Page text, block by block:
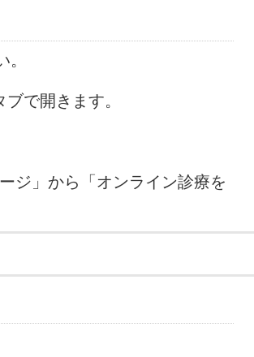
ブで開きます。
ジ」から「オンライン診療を